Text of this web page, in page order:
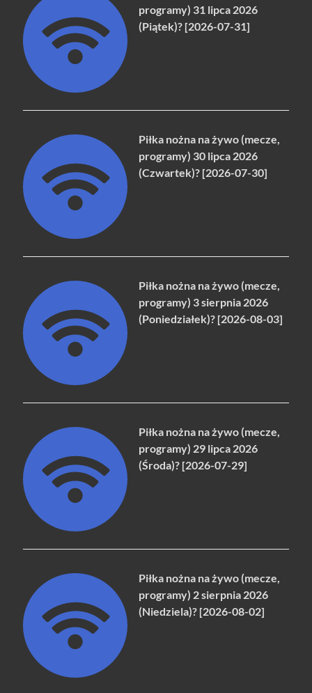
programy) 31 lipca 2026
(Piątek)? [2026-07-31]
Piłka nożna na żywo (mecze,
programy) 30 lipca 2026
(Czwartek)? [2026-07-30]
Piłka nożna na żywo (mecze,
programy) 3 sierpnia 2026
(Poniedziałek)? [2026-08-03]
Piłka nożna na żywo (mecze,
programy) 29 lipca 2026
(Środa)? [2026-07-29]
Piłka nożna na żywo (mecze,
programy) 2 sierpnia 2026
(Niedziela)? [2026-08-02]